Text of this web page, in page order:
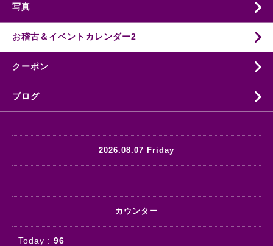
写真
お稽古＆イベントカレンダー2
クーポン
ブログ
2026.08.07 Friday
カウンター
Today : 96